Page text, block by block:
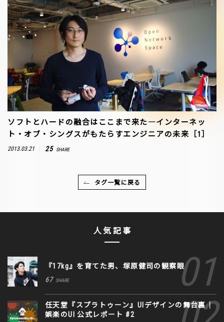
ソフトとハードの融合はここまで来た―インターネッ
ト・オブ・シングスがもたらすエンジニアの未来［1］
2013.03.21 25 SHARE
タグ一覧に戻る
人気記事
『17kg』を育てた男、塚原健司の観察眼
67 SHARE
任天堂『スプラトゥーン』UIデザインの舞台裏｜
娯楽のUI 公式レポート #2